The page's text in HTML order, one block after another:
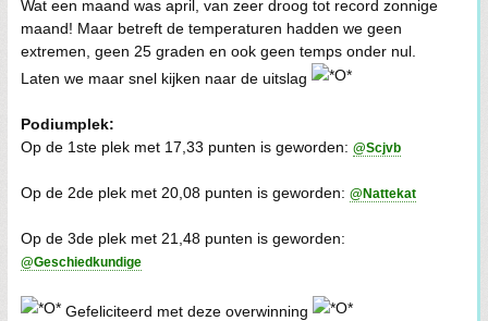
Wat een maand was april, van zeer droog tot record zonnige
maand! Maar betreft de temperaturen hadden we geen
extremen, geen 25 graden en ook geen temps onder nul.
Laten we maar snel kijken naar de uitslag
Podiumplek:
Op de 1ste plek met 17,33 punten is geworden: @Scjvb
Op de 2de plek met 20,08 punten is geworden: @Nattekat
Op de 3de plek met 21,48 punten is geworden:
@Geschiedkundige
Gefeliciteerd met deze overwinning